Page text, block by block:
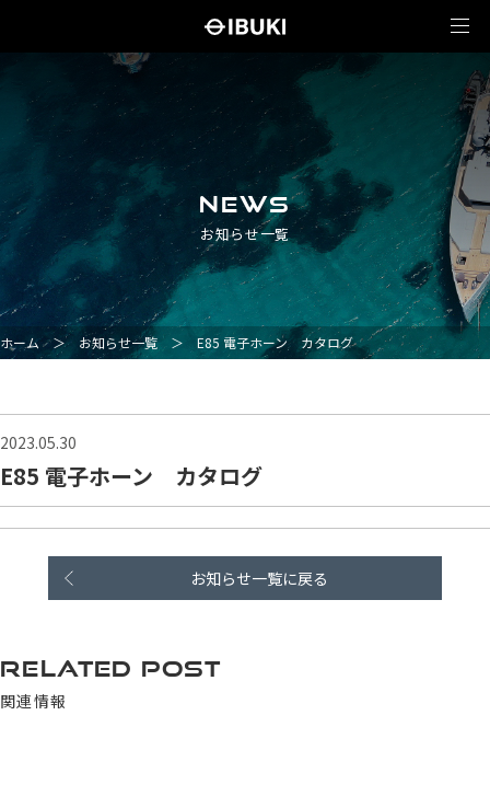
NEWS
お知らせ一覧
ホーム ＞ お知らせ一覧 ＞ E85 電子ホーン カタログ
2023.05.30
E85 電子ホーン カタログ
お知らせ一覧に戻る
RELATED POST
関連情報